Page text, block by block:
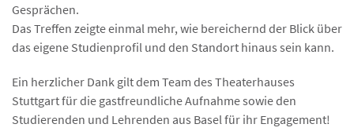
Gesprächen.
Das Treffen zeigte einmal mehr, wie bereichernd der Blick über
das eigene Studienprofil und den Standort hinaus sein kann.
Ein herzlicher Dank gilt dem Team des Theaterhauses
Stuttgart für die gastfreundliche Aufnahme sowie den
Studierenden und Lehrenden aus Basel für ihr Engagement!